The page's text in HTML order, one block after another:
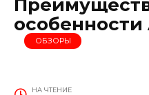
ОБЗОРЫ
НА ЧТЕНИЕ